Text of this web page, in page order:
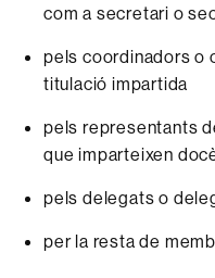
com a secretari o
pels coordinadors o
titulació impartida
pels representants
que imparteixen
pels delegats o
per la resta de